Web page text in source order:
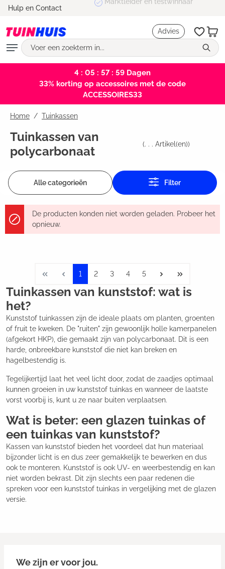
Hulp en Contact Marktleider en testwinnaar
Advies
4 : 05 : 57 : 59 Dagen
33% korting op accessoires met de code
ACCESSOIRES33
Home Tuinkassen
Tuinkassen van
polycarbonaat
(. . . Artikel(en))
Alle categorieën Filter
De producten konden niet worden geladen. Probeer het
opnieuw.
1 2 3 4 5
Tuinkassen van kunststof: wat is
het?
Kunststof tuinkassen zijn de ideale plaats om planten, groenten
of fruit te kweken. De "ruiten" zijn gewoonlijk holle kamerpanelen
(afgekort HKP), die gemaakt zijn van polycarbonaat. Dit is een
harde, onbreekbare kunststof die niet kan breken en
hagelbestendig is.
Tegelijkertijd laat het veel licht door, zodat de zaadjes optimaal
kunnen groeien in uw kunststof tuinkas en wanneer de laatste
vorst voorbij is, kunt u ze naar buiten verplaatsen.
Wat is beter: een glazen tuinkas of
een tuinkas van kunststof?
Kassen van kunststof bieden het voordeel dat hun materiaal
bijzonder licht is en dus zeer gemakkelijk te bewerken en dus
ook te monteren. Kunststof is ook UV- en weerbestendig en kan
niet worden bekrast. Dit zijn slechts een paar redenen die
spreken voor een kunststof tuinkas in vergelijking met de glazen
versie.
We zijn er voor jou.